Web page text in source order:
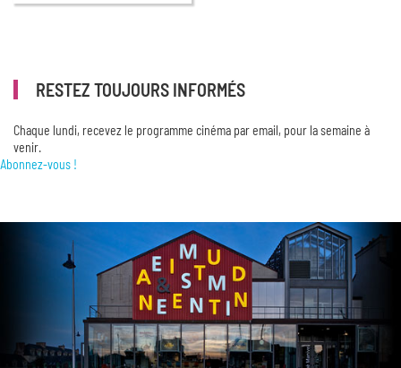
RESTEZ TOUJOURS INFORMÉS
Chaque lundi, recevez le programme cinéma par email, pour la semaine à
venir.
Abonnez-vous !